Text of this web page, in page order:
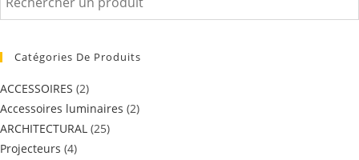
Catégories De Produits
ACCESSOIRES (2)
Accessoires luminaires (2)
ARCHITECTURAL (25)
Projecteurs (4)